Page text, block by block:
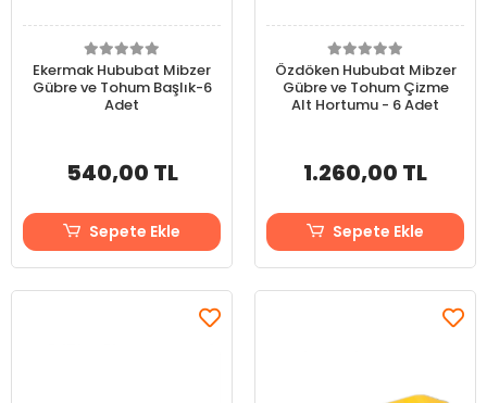
Ekermak Hububat Mibzer
Gübre ve Tohum Başlık-6
Adet
540,00 TL
Sepete Ekle
Özdöken Hububat Mibzer
Gübre ve Tohum Çizme
Alt Hortumu - 6 Adet
1.260,00 TL
Sepete Ekle